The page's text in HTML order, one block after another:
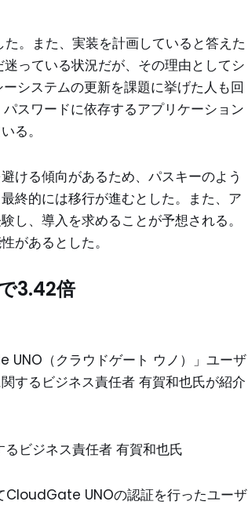
。また、実装を計画していると答えた
っている状況だが、その理由としてシ
システムの更新を課題に挙げた人も回
スワードに依存するアプリケーション
る。
ける傾向があるため、パスキーのよう
終的には移行が進むとした。また、ア
し、導入を求めることが予想される。
があるとした。
3.42倍
（クラウドゲート ウノ）」ユーザ
するビジネス責任者 有賀和也氏が紹介
ビジネス責任者 有賀和也氏
CloudGate UNOの認証を行ったユーザ